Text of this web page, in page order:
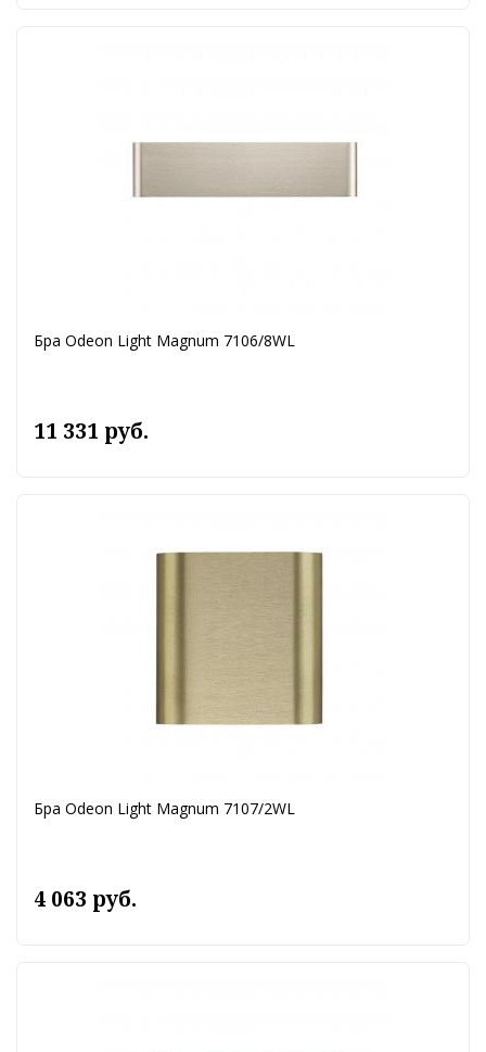
Бра Odeon Light Magnum 7106/8WL
11 331 руб.
Бра Odeon Light Magnum 7107/2WL
4 063 руб.